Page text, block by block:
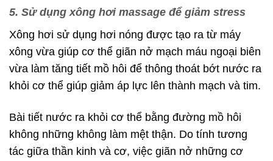
5. Sử dụng xông hơi massage để giảm stress
Xông hơi sử dụng hơi nóng được tạo ra từ máy
xông vừa giúp cơ thể giãn nở mạch máu ngoại biên
vừa làm tăng tiết mồ hôi để thông thoát bớt nước ra
khỏi cơ thể giúp giảm áp lực lên thành mạch và tim.
Bài tiết nước ra khỏi cơ thể bằng đường mồ hôi
không những không làm mệt thận. Do tính tương
tác giữa thần kinh và cơ, việc giãn nở những cơ